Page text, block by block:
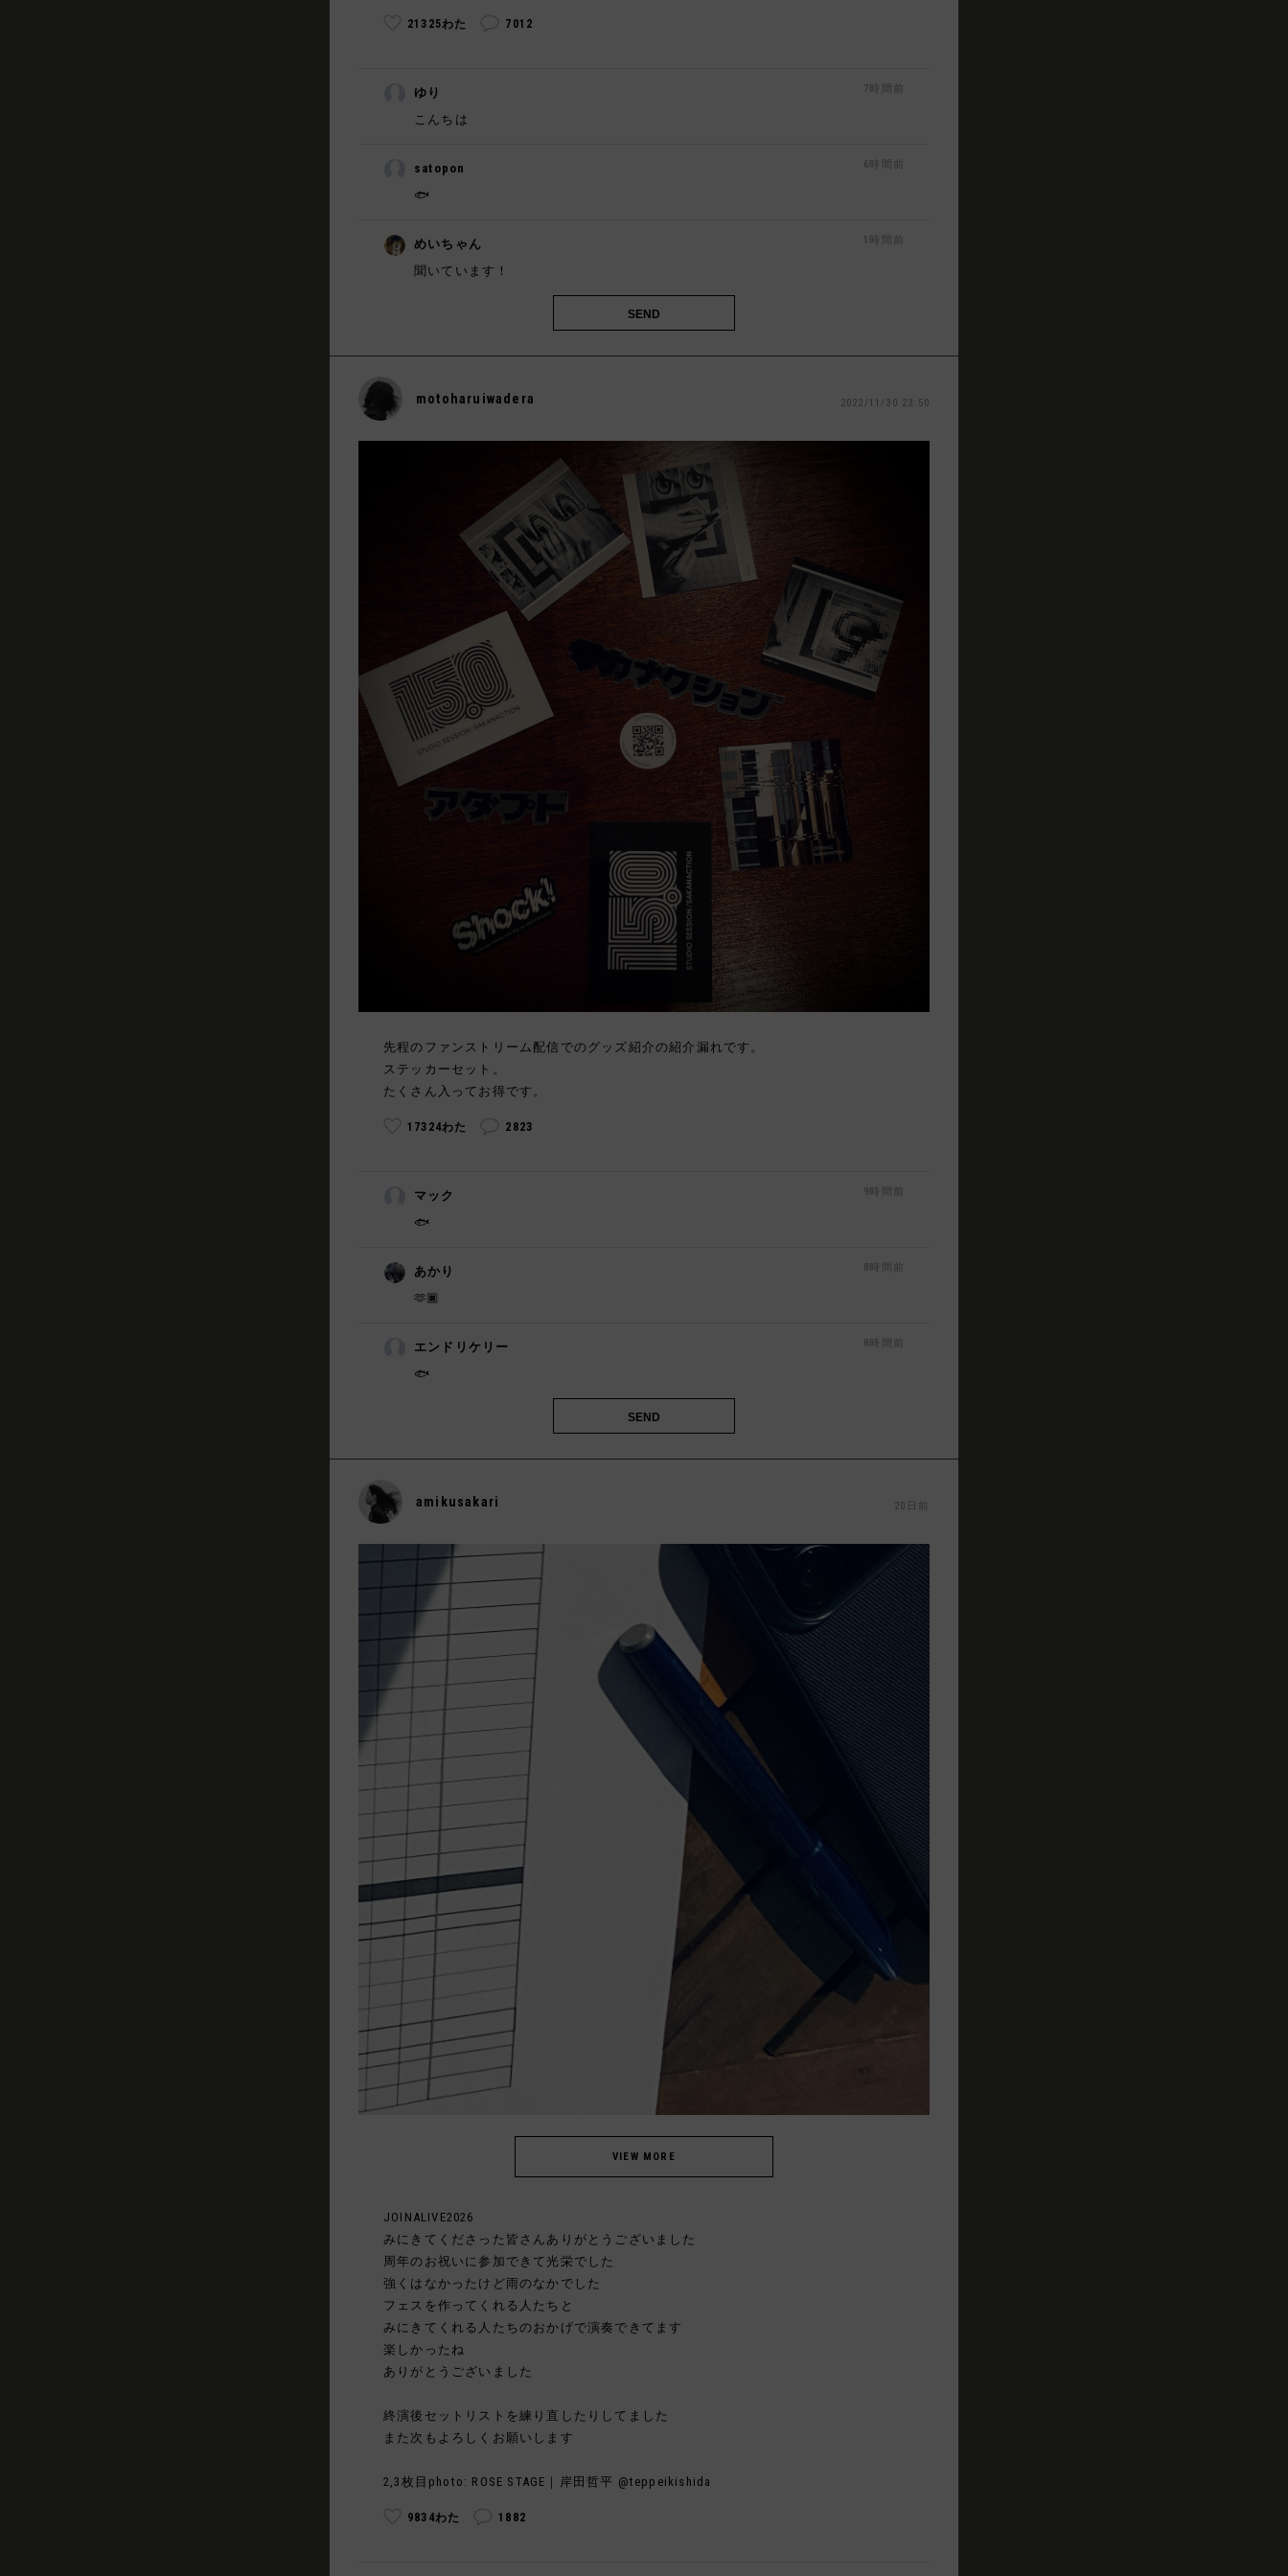
21325わた 7012
ゆり
こんちは
7時間前
satopon
🐟
6時間前
めいちゃん
聞いています！
1時間前
motoharuiwadera 2022/11/30 23:50
先程のファンストリーム配信でのグッズ紹介の紹介漏れです。
ステッカーセット。
たくさん入ってお得です。
17324わた 2823
マック
🐟
9時間前
あかり
🫶🏿
8時間前
エンドリケリー
🐟️
8時間前
amikusakari 20日前
JOINALIVE2026
みにきてくださった皆さんありがとうございました
周年のお祝いに参加できて光栄でした
強くはなかったけど雨のなかでした
フェスを作ってくれる人たちと
みにきてくれる人たちのおかげで演奏できてます
楽しかったね
ありがとうございました
終演後セットリストを練り直したりしてました
また次もよろしくお願いします
2,3枚目photo: ROSE STAGE｜岸田哲平 @teppeikishida
9834わた 1882